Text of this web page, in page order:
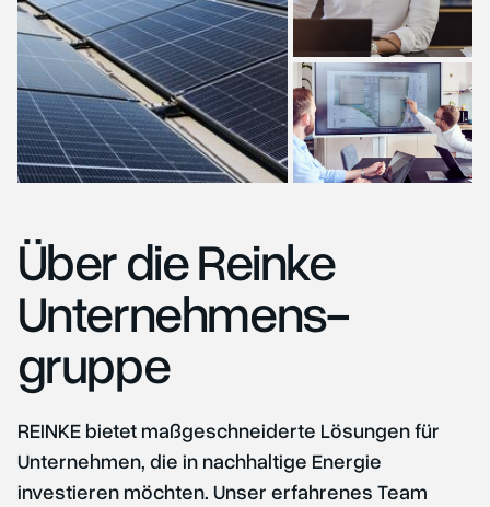
Über die Reinke
Unternehmens-
gruppe
REINKE bietet maßgeschneiderte Lösungen für
Unternehmen, die in nachhaltige Energie
investieren möchten. Unser erfahrenes Team